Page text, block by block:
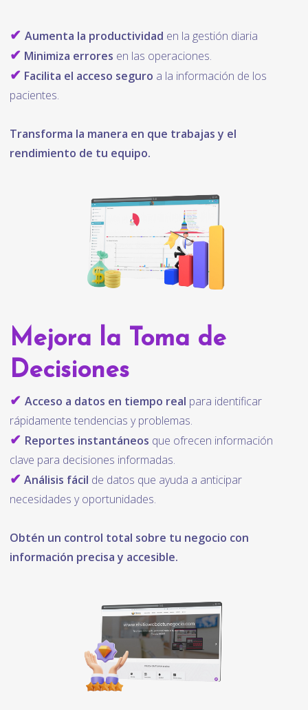
✔ Aumenta la productividad en la gestión diaria
✔ Minimiza errores en las operaciones.
✔ Facilita el acceso seguro a la información de los
pacientes.
Transforma la manera en que trabajas y el
rendimiento de tu equipo.
Mejora la Toma de
Decisiones
✔ Acceso a datos en tiempo real para identificar
rápidamente tendencias y problemas.
✔ Reportes instantáneos que ofrecen información
clave para decisiones informadas.
✔ Análisis fácil de datos que ayuda a anticipar
necesidades y oportunidades.
Obtén un control total sobre tu negocio con
información precisa y accesible.